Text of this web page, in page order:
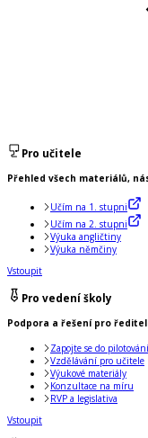
Pro učitele
Přehled všech materiálů,
Učím na 1. stupni
Učím na 2. stupni
Výuka angličtiny
Výuka němčiny
Vstoupit
Pro vedení školy
Podpora a řešení pro
Zapojte se do pilotování
Vzdělávání pro učitele
Výukové materiály
Konzultace na míru
RVP a legislativa
Vstoupit